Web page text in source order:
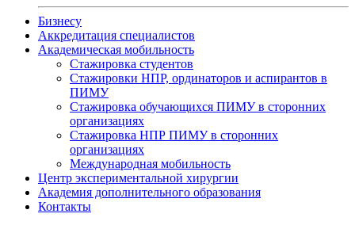
Бизнесу
Аккредитация специалистов
Академическая мобильность
Стажировка студентов
Стажировки НПР, ординаторов и аспирантов в
ПИМУ
Стажировка обучающихся ПИМУ в сторонних
организациях
Стажировка НПР ПИМУ в сторонних
организациях
Международная мобильность
Центр экспериментальной хирургии
Академия дополнительного образования
Контакты